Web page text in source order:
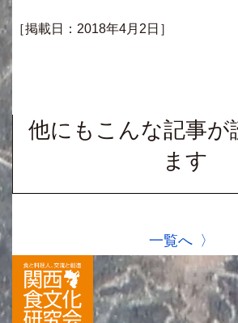
［掲載日：2018年4月2日］
他にもこんな記事が
ます
一覧へ